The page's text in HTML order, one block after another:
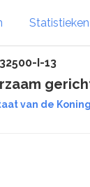
Statistieken
I-13
van de